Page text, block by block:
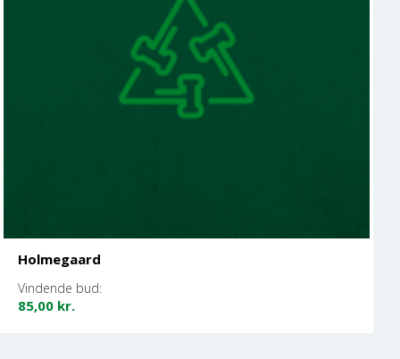
Holmegaard
Vindende bud:
85,00 kr.